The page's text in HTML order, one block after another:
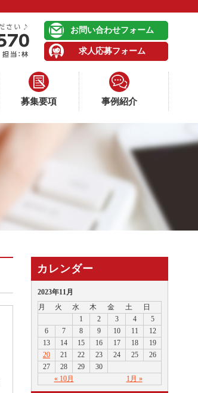
お問い合わせフォーム
求人応募フォーム
募集要項 事例紹介
カレンダー
2023年11月
月
火 水 木 金 土 日
« 10月 1月 »
1 2 3 4
5
6
7 8 9 10 11
12
13
14 15 16 17 18
19
20
21 22 23 24 25
26
27
28 29 30